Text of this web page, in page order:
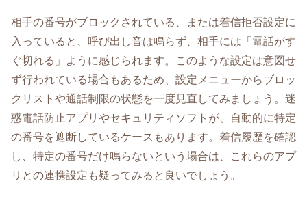
相手の番号がブロックされている、または着信拒否設定に
入っていると、呼び出し音は鳴らず、相手には「電話がす
ぐ切れる」ように感じられます。このような設定は意図せ
ず行われている場合もあるため、設定メニューからブロッ
クリストや通話制限の状態を一度見直してみましょう。迷
惑電話防止アプリやセキュリティソフトが、自動的に特定
の番号を遮断しているケースもあります。着信履歴を確認
し、特定の番号だけ鳴らないという場合は、これらのアプ
リとの連携設定も疑ってみると良いでしょう。